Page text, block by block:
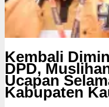
Kembali
DPD,
Ucapan
Kabupaten